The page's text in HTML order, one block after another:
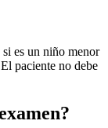
es un niño menor
paciente no debe